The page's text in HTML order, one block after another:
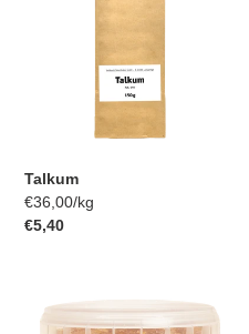
Talkum
Einzelpreis
€36,00/pro
kg
Normaler
€5,40